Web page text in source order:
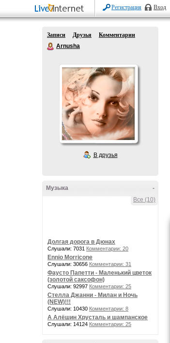
Регистрация Вход
Записи Друзья
Комментарии
Arnusha
В друзья
-
Музыка
Все (10)
Долгая дорога в Дюнах
Слушали: 7031 Комментарии: 20
Ennio Morricone
Слушали: 30656 Комментарии: 31
Фаусто Папетти - Маленький цветок
(золотой саксофон)
Слушали: 92997 Комментарии: 25
Стелла Джанни - Милан и Ночь
(NEW)!!!
Слушали: 10430 Комментарии: 8
А Алёшин Хрусталь и шампанское
Слушали: 14124 Комментарии: 25